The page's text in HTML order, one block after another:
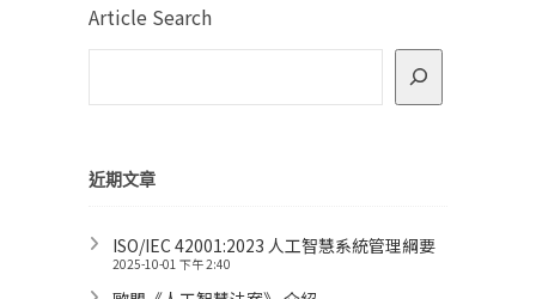
Article Search
近期文章
ISO/IEC 42001:2023 人工智慧系統管理綱要
2025-10-01 下午 2:40